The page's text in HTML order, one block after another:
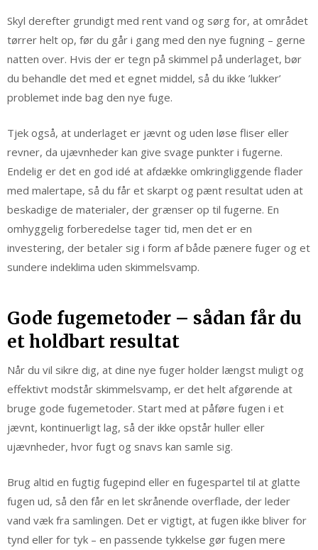
Skyl derefter grundigt med rent vand og sørg for, at området
tørrer helt op, før du går i gang med den nye fugning – gerne
natten over. Hvis der er tegn på skimmel på underlaget, bør
du behandle det med et egnet middel, så du ikke ’lukker’
problemet inde bag den nye fuge.
Tjek også, at underlaget er jævnt og uden løse fliser eller
revner, da ujævnheder kan give svage punkter i fugerne.
Endelig er det en god idé at afdække omkringliggende flader
med malertape, så du får et skarpt og pænt resultat uden at
beskadige de materialer, der grænser op til fugerne. En
omhyggelig forberedelse tager tid, men det er en
investering, der betaler sig i form af både pænere fuger og et
sundere indeklima uden skimmelsvamp.
Gode fugemetoder – sådan får du
et holdbart resultat
Når du vil sikre dig, at dine nye fuger holder længst muligt og
effektivt modstår skimmelsvamp, er det helt afgørende at
bruge gode fugemetoder. Start med at påføre fugen i et
jævnt, kontinuerligt lag, så der ikke opstår huller eller
ujævnheder, hvor fugt og snavs kan samle sig.
Brug altid en fugtig fugepind eller en fugespartel til at glatte
fugen ud, så den får en let skrånende overflade, der leder
vand væk fra samlingen. Det er vigtigt, at fugen ikke bliver for
tynd eller for tyk – en passende tykkelse gør fugen mere